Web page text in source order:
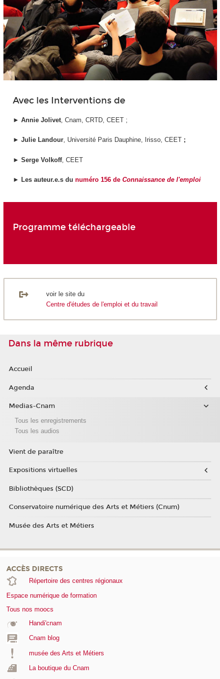
Avec les Interventions de
► Annie Jolivet, Cnam, CRTD, CEET ;
► Julie Landour, Université Paris Dauphine, Irisso, CEET ;
► Serge Volkoff, CEET
► Les auteur.e.s du numéro 156 de Connaissance de l'emploi
Programme téléchargeable
voir le site du
Centre d'études de l'emploi et du travail
Dans la même rubrique
Accueil
Agenda
Medias-Cnam
Tous les enregistrements
Tous les audios
Vient de paraître
Expositions virtuelles
Bibliothèques (SCD)
Conservatoire numérique des Arts et Métiers (Cnum)
Musée des Arts et Métiers
ACCÈS DIRECTS
Répertoire des centres régionaux
Espace numérique de formation
Tous nos moocs
Handi'cnam
Cnam blog
musée des Arts et Métiers
La boutique du Cnam